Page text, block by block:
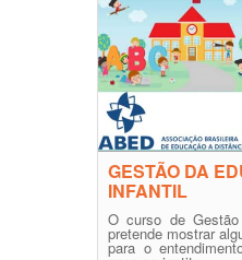
GESTÃO DA
INFANTIL
O curso de
pretende mostrar
para o